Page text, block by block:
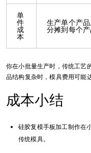
单
件
成
本
生产单个产
分摊到每个产
你在小批量生产时，传统工艺
品结构复杂时，模具费用可能
成本小结
硅胶复模手板加工制作在
传统模具。